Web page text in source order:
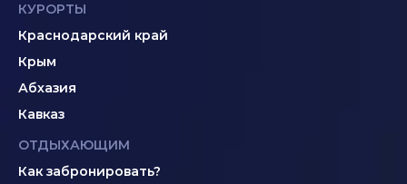
КУРОРТЫ
Краснодарский край
Крым
Абхазия
Кавказ
ОТДЫХАЮЩИМ
Как забронировать?